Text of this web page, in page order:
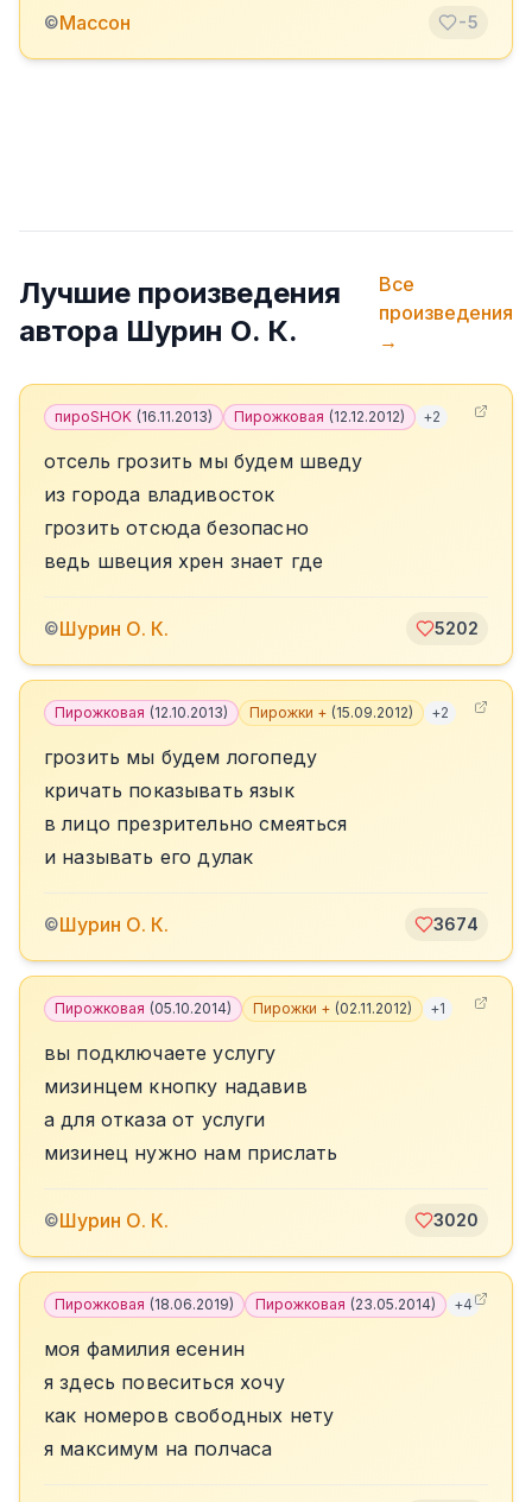
©Массон -5
Лучшие произведения
автора Шурин О. К.
Все
произведения
→
пироSHOK (16.11.2013) Пирожковая (12.12.2012) +2
отсель грозить мы будем шведу
из города владивосток
грозить отсюда безопасно
ведь швеция хрен знает где
©Шурин О. К. 5202
Пирожковая (12.10.2013) Пирожки + (15.09.2012) +2
грозить мы будем логопеду
кричать показывать язык
в лицо презрительно смеяться
и называть его дулак
©Шурин О. К. 3674
Пирожковая (05.10.2014) Пирожки + (02.11.2012) +1
вы подключаете услугу
мизинцем кнопку надавив
а для отказа от услуги
мизинец нужно нам прислать
©Шурин О. К. 3020
Пирожковая (18.06.2019) Пирожковая (23.05.2014) +4
моя фамилия есенин
я здесь повеситься хочу
как номеров свободных нету
я максимум на полчаса